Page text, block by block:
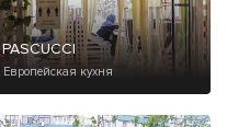
PASCUCCI
Европейская кухня